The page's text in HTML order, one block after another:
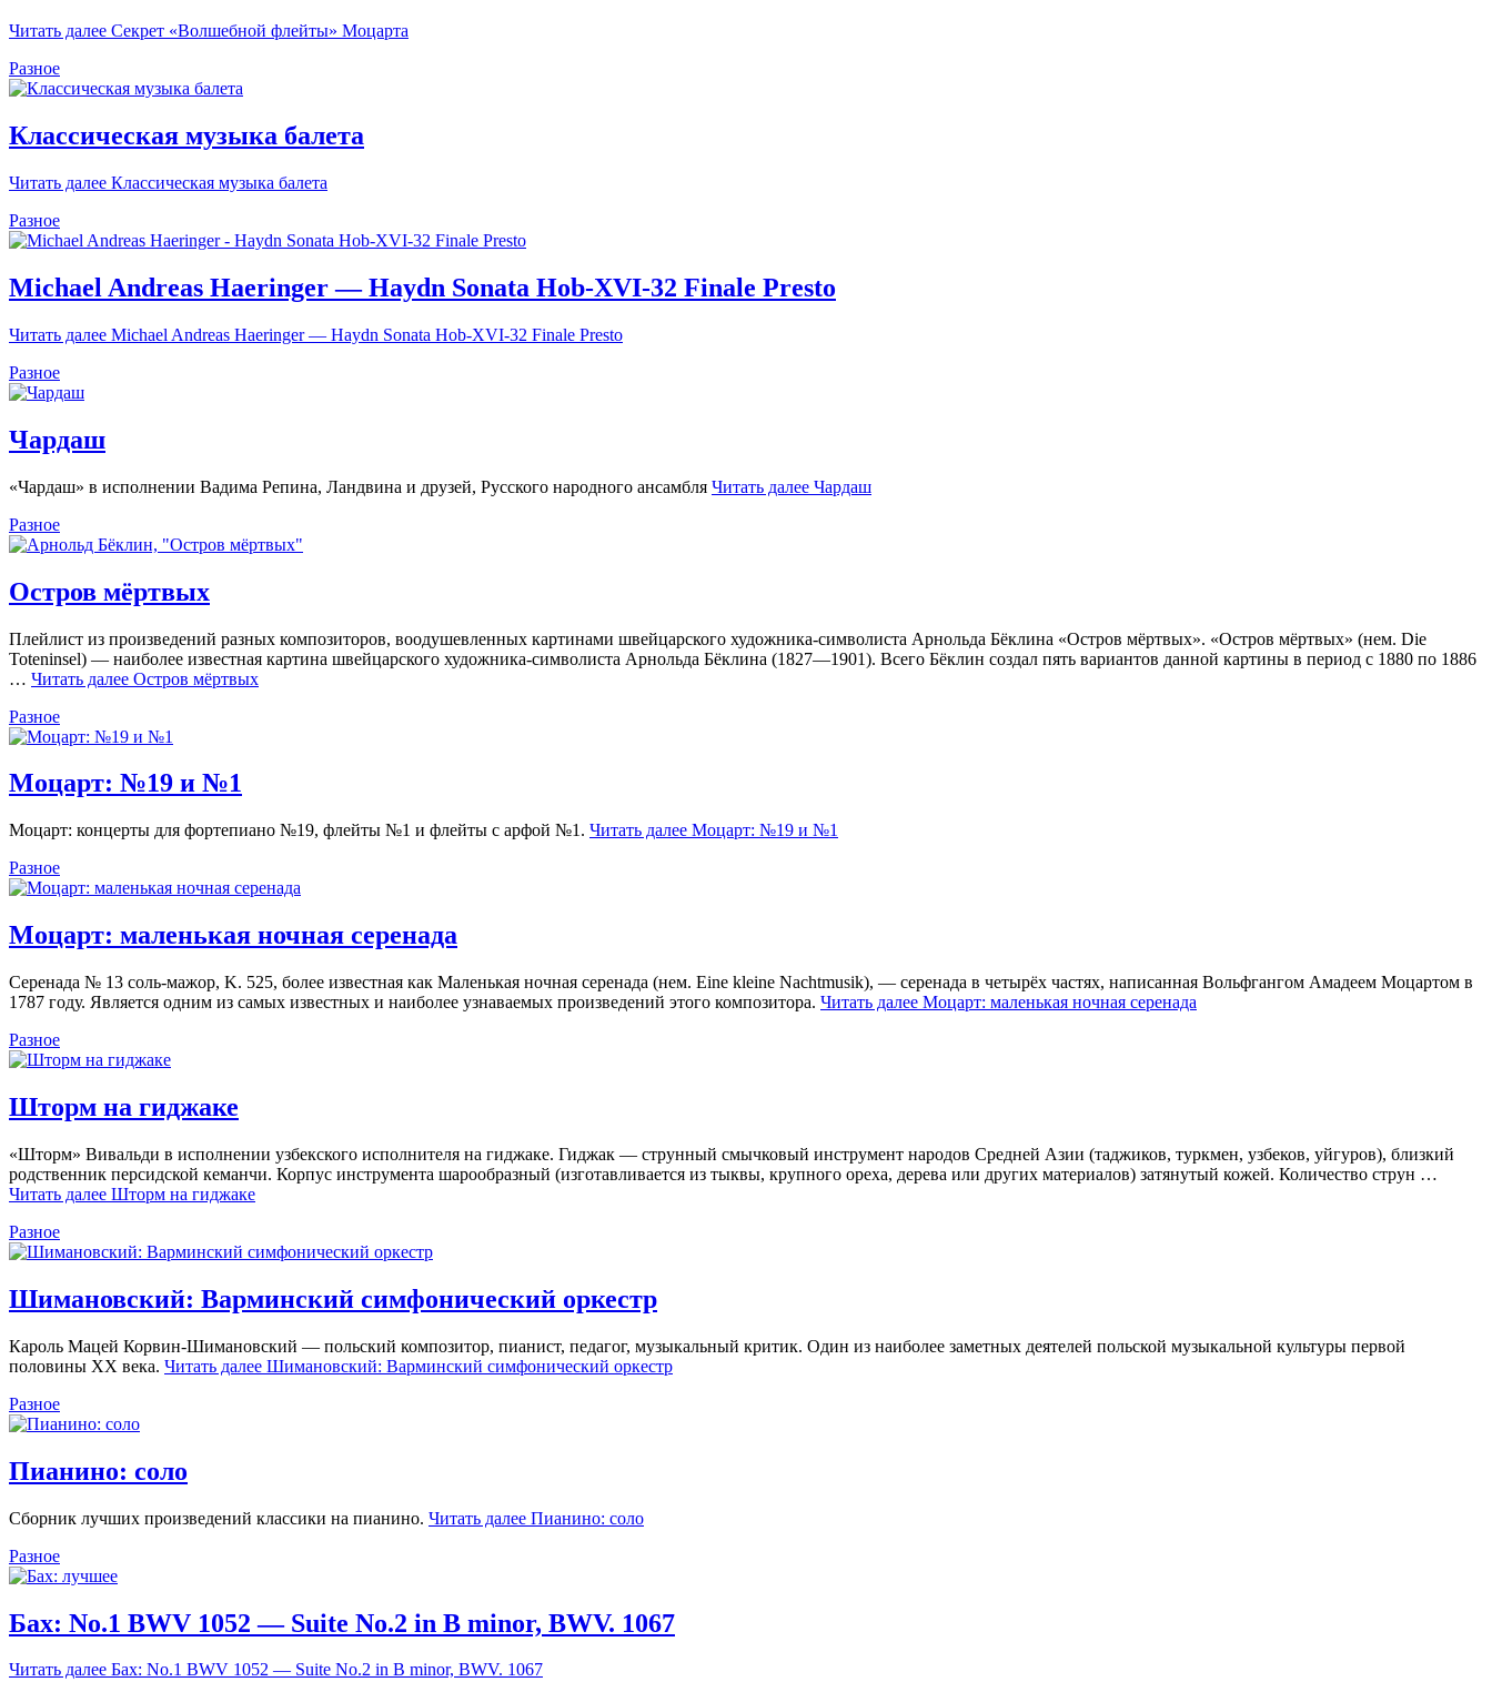
Читать далее Секрет «Волшебной флейты» Моцарта
Разное
Классическая музыка балета
Читать далее Классическая музыка балета
Разное
Michael Andreas Haeringer — Haydn Sonata Hob-XVI-32 Finale Presto
Читать далее Michael Andreas Haeringer — Haydn Sonata Hob-XVI-32 Finale Presto
Разное
Чардаш
«Чардаш» в исполнении Вадима Репина, Ландвина и друзей, Русского народного ансамбля Читать далее Чардаш
Разное
Остров мёртвых
Плейлист из произведений разных композиторов, воодушевленных картинами швейцарского художника-символиста Арнольда Бёклина «Остров мёртвых». «Остров мёртвых» (нем. Die
Toteninsel) — наиболее известная картина швейцарского художника-символиста Арнольда Бёклина (1827—1901). Всего Бёклин создал пять вариантов данной картины в период с 1880 по 1886
… Читать далее Остров мёртвых
Разное
Моцарт: №19 и №1
Моцарт: концерты для фортепиано №19, флейты №1 и флейты с арфой №1. Читать далее Моцарт: №19 и №1
Разное
Моцарт: маленькая ночная серенада
Серенада № 13 соль-мажор, K. 525, более известная как Маленькая ночная серенада (нем. Eine kleine Nachtmusik), — серенада в четырёх частях, написанная Вольфгангом Амадеем Моцартом в
1787 году. Является одним из самых известных и наиболее узнаваемых произведений этого композитора. Читать далее Моцарт: маленькая ночная серенада
Разное
Шторм на гиджаке
«Шторм» Вивальди в исполнении узбекского исполнителя на гиджаке. Гиджак — струнный смычковый инструмент народов Средней Азии (таджиков, туркмен, узбеков, уйгуров), близкий
родственник персидской кеманчи. Корпус инструмента шарообразный (изготавливается из тыквы, крупного ореха, дерева или других материалов) затянутый кожей. Количество струн …
Читать далее Шторм на гиджаке
Разное
Шимановский: Варминский симфонический оркестр
Кароль Мацей Корвин-Шимановский — польский композитор, пианист, педагог, музыкальный критик. Один из наиболее заметных деятелей польской музыкальной культуры первой
половины XX века. Читать далее Шимановский: Варминский симфонический оркестр
Разное
Пианино: соло
Сборник лучших произведений классики на пианино. Читать далее Пианино: соло
Разное
Бах: No.1 BWV 1052 — Suite No.2 in B minor, BWV. 1067
Читать далее Бах: No.1 BWV 1052 — Suite No.2 in B minor, BWV. 1067